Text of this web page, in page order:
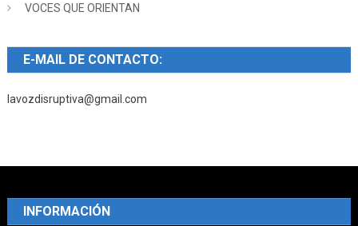
VOCES QUE ORIENTAN
E-MAIL DE CONTACTO:
lavozdisruptiva@gmail.com
INFORMACIÓN